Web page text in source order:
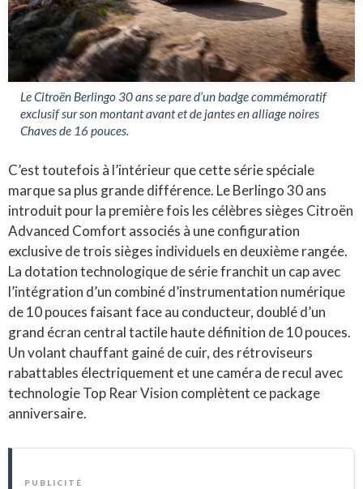
Le Citroën Berlingo 30 ans se pare d’un badge commémoratif
exclusif sur son montant avant et de jantes en alliage noires
Chaves de 16 pouces.
C’est toutefois à l’intérieur que cette série spéciale
marque sa plus grande différence. Le Berlingo 30 ans
introduit pour la première fois les célèbres sièges Citroën
Advanced Comfort associés à une configuration
exclusive de trois sièges individuels en deuxième rangée.
La dotation technologique de série franchit un cap avec
l’intégration d’un combiné d’instrumentation numérique
de 10 pouces faisant face au conducteur, doublé d’un
grand écran central tactile haute définition de 10 pouces.
Un volant chauffant gainé de cuir, des rétroviseurs
rabattables électriquement et une caméra de recul avec
technologie Top Rear Vision complètent ce package
anniversaire.